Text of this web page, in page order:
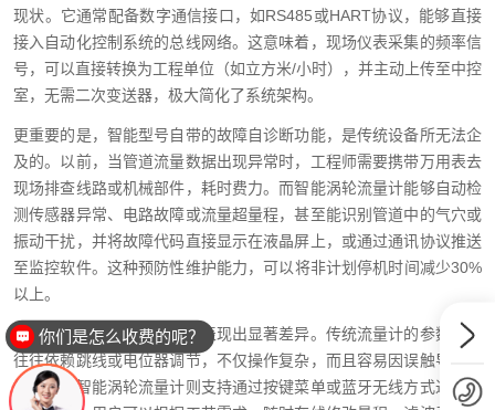
现状。它通常配备数字通信接口，如RS485或HART协议，能够直接
接入自动化控制系统的总线网络。这意味着，现场仪表采集的频率信
号，可以直接转换为工程单位（如立方米/小时），并主动上传至中控
室，无需二次变送器，极大简化了系统架构。
更重要的是，智能型号自带的故障自诊断功能，是传统设备所无法企
及的。以前，当管道流量数据出现异常时，工程师需要携带万用表去
现场排查线路或机械部件，耗时费力。而智能涡轮流量计能够自动检
测传感器异常、电路故障或流量超量程，甚至能识别管道中的气穴或
振动干扰，并将故障代码直接显示在液晶屏上，或通过通讯协议推送
至监控软件。这种预防性维护能力，可以将非计划停机时间减少30%
以上。
在用户交互体验上，两者也表现出显著差异。传统流量计的参数设置
往往依赖跳线或电位器调节，不仅操作复杂，而且容易因误触导致测
量偏差。智能涡轮流量计则支持通过按键菜单或蓝牙无线方式进行全
你们是怎么收费的呢？